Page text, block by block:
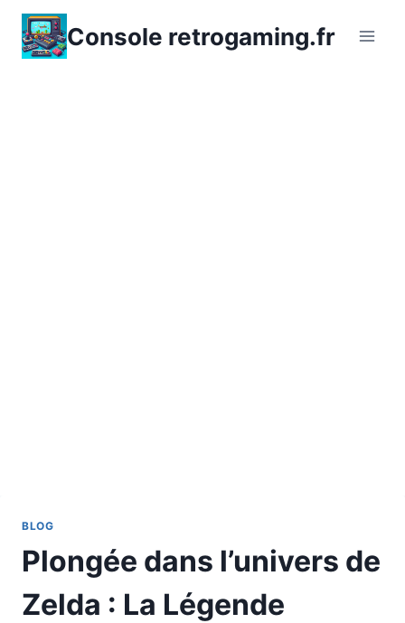
Aller
contenu
Console retrogaming.fr
BLOG
Plongée dans l’univers de
Zelda : La Légende